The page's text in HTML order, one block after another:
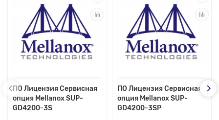
ПО Лицензия Сервисная
опция Mellanox SUP-
GD4200-3S
ПО Лицензия Сервисная
опция Mellanox SUP-
GD4200-3SP